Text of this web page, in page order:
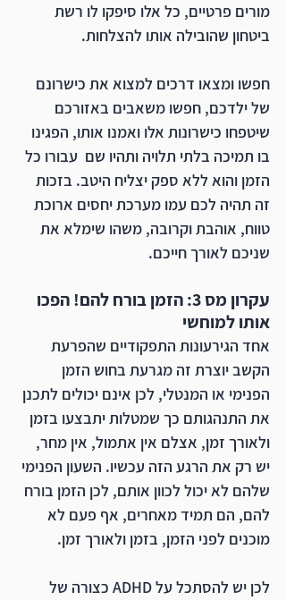
מורים פרטיים, כל אלו סיפקו לו רשת
ביטחון שהובילה אותו להצלחות.
חפשו ומצאו דרכים למצוא את כישרונם
של ילדכם, חפשו משאבים באזורכם
שיטפחו כישרונות אלו ואמנו אותו, הפגינו
בו תמיכה בלתי תלויה ותהיו שם  עבורו כל
הזמן והוא ללא ספק יצליח היטב. בזכות
זה תהיה לכם עמו מערכת יחסים ארוכת
טווח, אוהבת וקרובה, משהו שימלא את
שניכם לאורך חייכם.
עקרון מס 3: הזמן בורח להם! הפכו
אותו למוחשי
אחד הגירעונות התפקודיים שהפרעת
הקשב יוצרת זה מגרעת בחוש הזמן
הפנימי או המנטלי, לכן אינם יכולים לתכנן
את התנהגותם כך שמטלות יתבצעו בזמן
ולאורך זמן, אצלם אין אתמול, אין מחר,
יש רק את הרגע הזה עכשיו. השעון הפנימי
שלהם לא יכול לכוון אותם, לכן הזמן בורח
להם, הם תמיד מאחרים, אף פעם לא
מוכנים לפני הזמן, בזמן ולאורך זמן.
לכן יש להסתכל על ADHD כצורה של